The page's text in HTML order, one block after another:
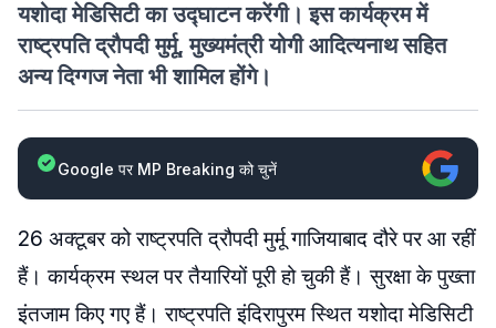
यशोदा मेडिसिटी का उद्घाटन करेंगी। इस कार्यक्रम में
राष्ट्रपति द्रौपदी मुर्मू, मुख्यमंत्री योगी आदित्यनाथ सहित
अन्‍य दिग्गज नेता भी शामिल होंगे।
Google पर MP Breaking को चुनें
26 अक्टूबर को राष्ट्रपति द्रौपदी मुर्मू गाजियाबाद दौरे पर आ रहीं
हैं। कार्यक्रम स्थल पर तैयारियों पूरी हो चुकी हैं। सुरक्षा के पुख्ता
इंतजाम किए गए हैं। राष्ट्रपति इंदिरापुरम स्थित यशोदा मेडिसिटी